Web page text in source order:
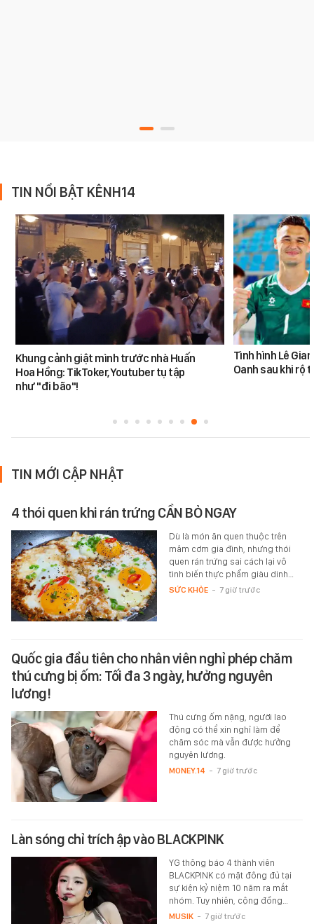
TIN NỔI BẬT KÊNH14
Khung cảnh giật mình trước nhà Huấn
Hoa Hồng: TikToker, Youtuber tụ tập
như "đi bão"!
Tình hình Lê
Oanh sau khi rộ
TIN MỚI CẬP NHẬT
4 thói quen khi rán trứng CẦN BỎ NGAY
Dù là món ăn quen thuộc trên
mâm cơm gia đình, nhưng thói
quen rán trứng sai cách lại vô
tình biến thực phẩm giàu dinh…
SỨC KHỎE - 7 giờ trước
Quốc gia đầu tiên cho nhân viên nghỉ phép chăm
thú cưng bị ốm: Tối đa 3 ngày, hưởng nguyên
lương!
Thú cưng ốm nặng, người lao
động có thể xin nghỉ làm để
chăm sóc mà vẫn được hưởng
nguyên lương.
MONEY.14 - 7 giờ trước
Làn sóng chỉ trích ập vào BLACKPINK
YG thông báo 4 thành viên
BLACKPINK có mặt đông đủ tại
sự kiện kỷ niệm 10 năm ra mắt
nhóm. Tuy nhiên, cộng đồng…
MUSIK - 7 giờ trước